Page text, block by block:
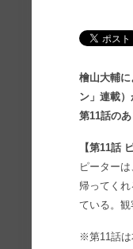
檜山大輔
ン」連載）
第11話の
【第11話
ピーター
帰ってく
ている。
※第11話は